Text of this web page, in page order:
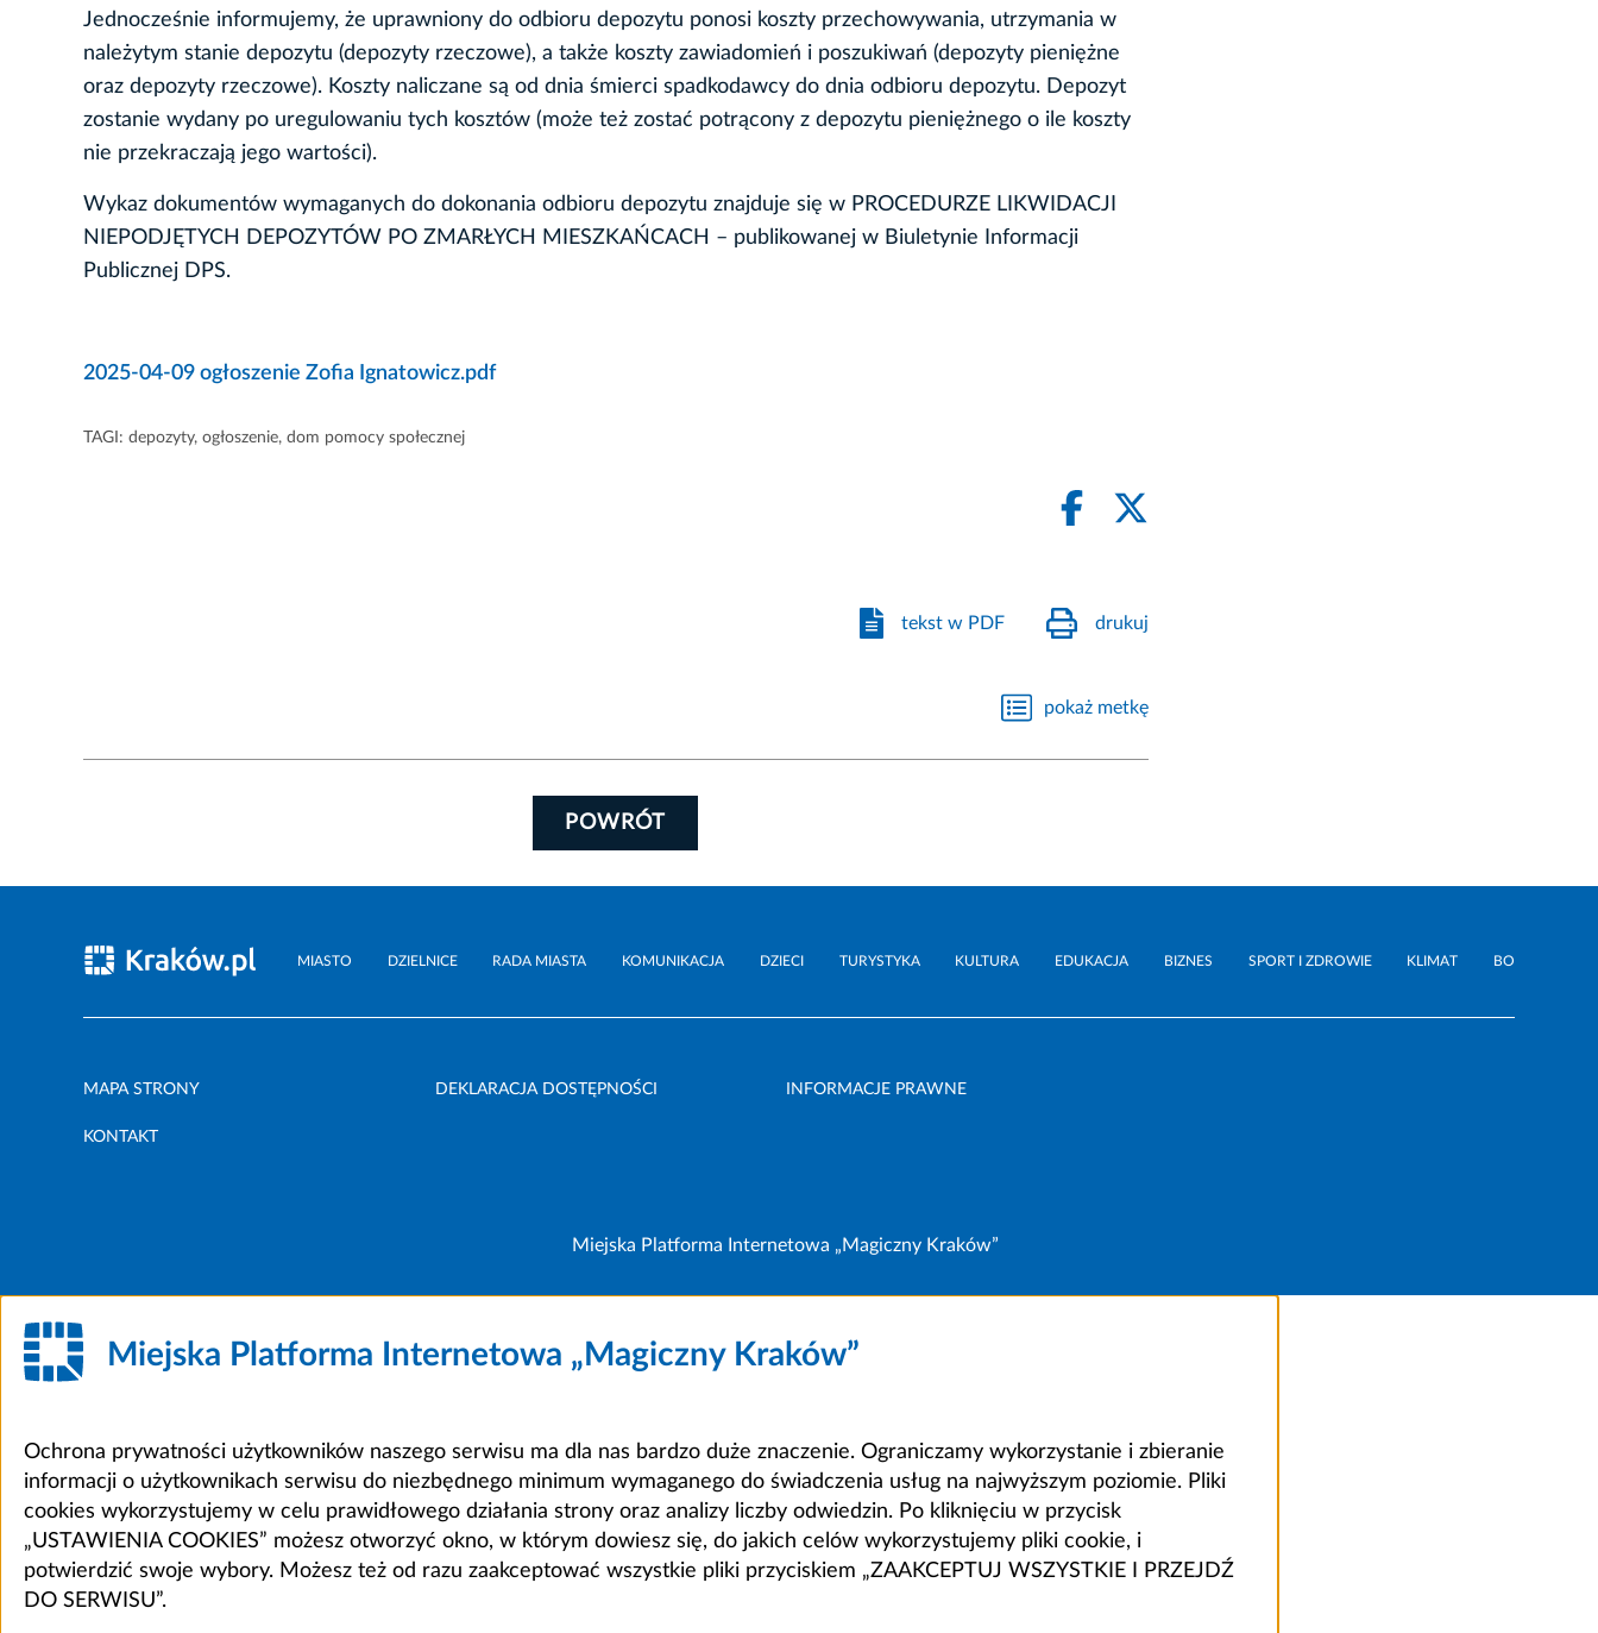
Jednocześnie informujemy, że uprawniony do odbioru depozytu ponosi koszty przechowywania, utrzymania w
należytym stanie depozytu (depozyty rzeczowe), a także koszty zawiadomień i poszukiwań (depozyty pieniężne
oraz depozyty rzeczowe). Koszty naliczane są od dnia śmierci spadkodawcy do dnia odbioru depozytu. Depozyt
zostanie wydany po uregulowaniu tych kosztów (może też zostać potrącony z depozytu pieniężnego o ile koszty
nie przekraczają jego wartości).
Wykaz dokumentów wymaganych do dokonania odbioru depozytu znajduje się w PROCEDURZE LIKWIDACJI
NIEPODJĘTYCH DEPOZYTÓW PO ZMARŁYCH MIESZKAŃCACH – publikowanej w Biuletynie Informacji
Publicznej DPS.
2025-04-09 ogłoszenie Zofia Ignatowicz.pdf
TAGI: depozyty, ogłoszenie, dom pomocy społecznej
tekst w PDF drukuj
pokaż metkę
POWRÓT
MIASTO DZIELNICE RADA MIASTA KOMUNIKACJA DZIECI TURYSTYKA KULTURA EDUKACJA BIZNES SPORT I ZDROWIE KLIMAT BO
MAPA STRONY DEKLARACJA DOSTĘPNOŚCI INFORMACJE PRAWNE
KONTAKT
Miejska Platforma Internetowa „Magiczny Kraków”
Miejska Platforma Internetowa „Magiczny Kraków”
Ochrona prywatności użytkowników naszego serwisu ma dla nas bardzo duże znaczenie. Ograniczamy wykorzystanie i zbieranie
informacji o użytkownikach serwisu do niezbędnego minimum wymaganego do świadczenia usług na najwyższym poziomie. Pliki
cookies wykorzystujemy w celu prawidłowego działania strony oraz analizy liczby odwiedzin. Po kliknięciu w przycisk
„USTAWIENIA COOKIES” możesz otworzyć okno, w którym dowiesz się, do jakich celów wykorzystujemy pliki cookie, i
potwierdzić swoje wybory. Możesz też od razu zaakceptować wszystkie pliki przyciskiem „ZAAKCEPTUJ WSZYSTKIE I PRZEJDŹ
DO SERWISU”.